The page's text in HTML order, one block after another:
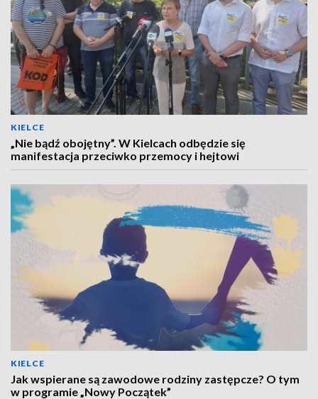
KIELCE
„Nie bądź obojętny”. W Kielcach odbędzie się
manifestacja przeciwko przemocy i hejtowi
KIELCE
Jak wspierane są zawodowe rodziny zastępcze? O tym
w programie „Nowy Początek”